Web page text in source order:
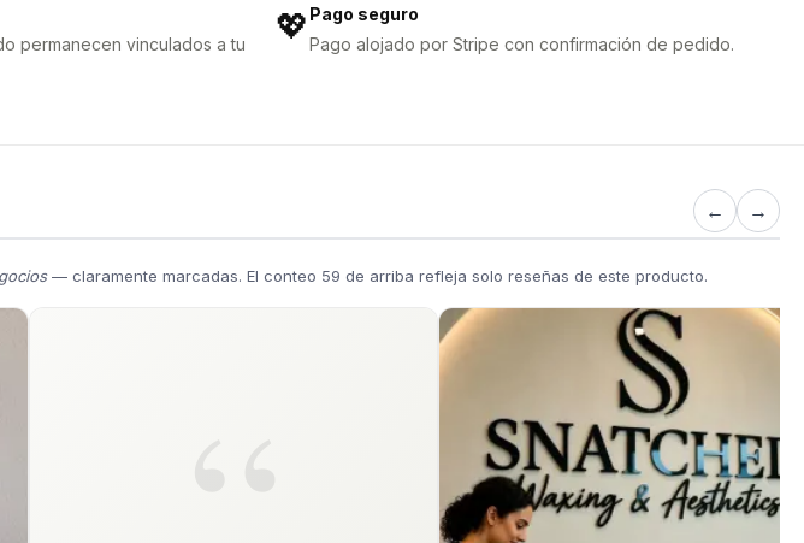
permanecen vinculados a tu
💖Pago seguro
Pago alojado por Stripe con confirmación de pedido.
← →
— claramente marcadas. El conteo 59 de arriba refleja solo reseñas de este producto.